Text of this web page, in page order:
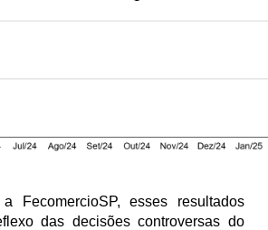
FecomercioSP, esses resultados
das decisões controversas do